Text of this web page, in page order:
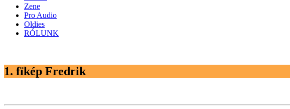
Zene
Pro Audio
Oldies
RÓLUNK
1. fïkép Fredrik